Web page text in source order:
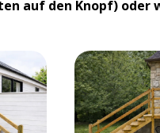
auf den Knopf) oder